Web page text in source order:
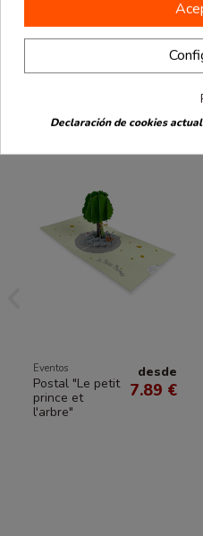
perfectamente. Cuenta con una
mensaje. Hecha a mano con
16 productos en la
Eventos
Postal "Le petit
prince et
l'arbre"
desde
7.89 €
Declaración de cookies